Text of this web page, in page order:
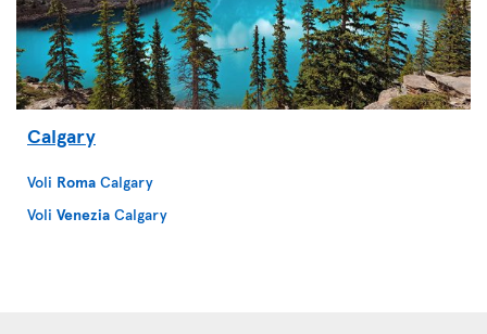
Calgary
Voli Roma Calgary
Voli Venezia Calgary